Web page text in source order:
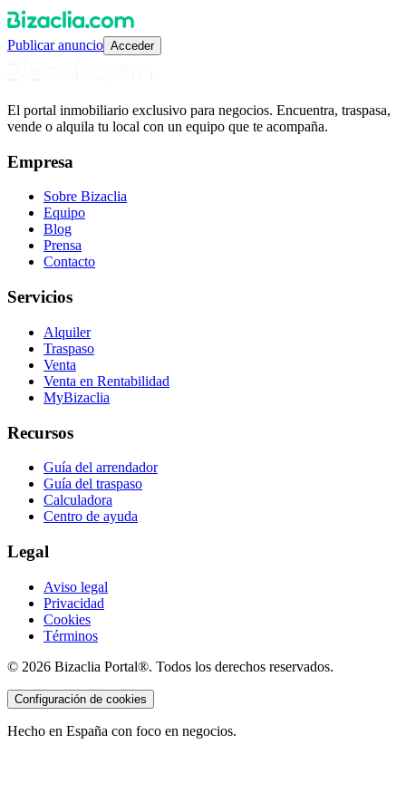
Publicar anuncio Acceder
El portal inmobiliario exclusivo para negocios. Encuentra, traspasa,
vende o alquila tu local con un equipo que te acompaña.
Empresa
Sobre Bizaclia
Equipo
Blog
Prensa
Contacto
Servicios
Alquiler
Traspaso
Venta
Venta en Rentabilidad
MyBizaclia
Recursos
Guía del arrendador
Guía del traspaso
Calculadora
Centro de ayuda
Legal
Aviso legal
Privacidad
Cookies
Términos
© 2026 Bizaclia Portal®. Todos los derechos reservados.
Configuración de cookies
Hecho en España con foco en negocios.